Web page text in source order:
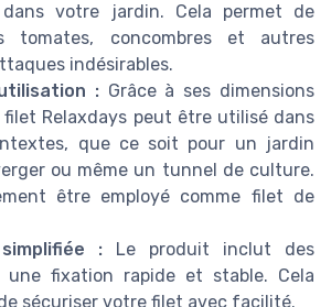
votre jardin. Cela permet de
tomates, concombres et autres
indésirables.
:Grâce à ses dimensions
filet Relaxdays peut être utilisé dans
que ce soit pour un jardin
ou même un tunnel de culture.
être employé comme filet de
: Le produit inclut des
une fixation rapide et stable. Cela
sécuriser votre filet avec facilité.